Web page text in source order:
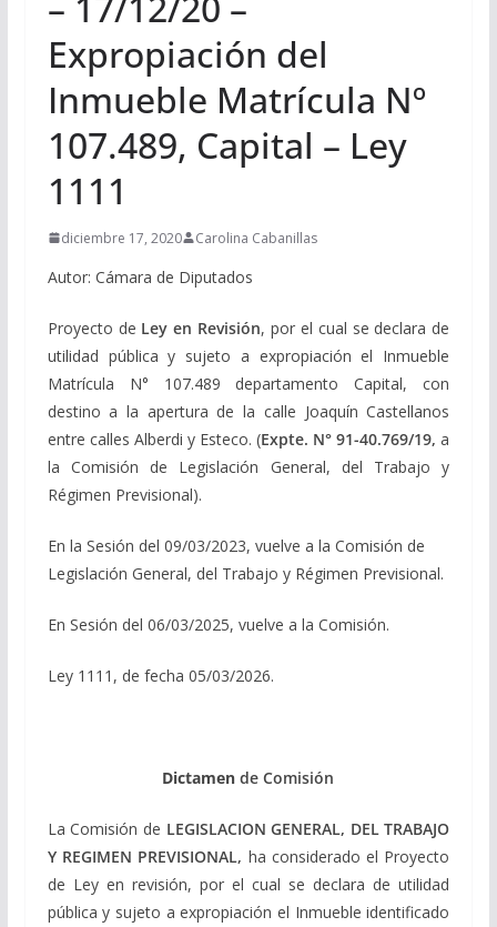
Expropiación del
Inmueble Matrícula Nº
107.489, Capital – Ley
1111
diciembre 17, 2020 Carolina Cabanillas
Autor: Cámara de Diputados
Proyecto de Ley en Revisión, por el cual se declara de
utilidad pública y sujeto a expropiación el Inmueble
Matrícula N° 107.489 departamento Capital, con
destino a la apertura de la calle Joaquín Castellanos
entre calles Alberdi y Esteco. (Expte. N° 91-40.769/19,a
la Comisión de Legislación General, del Trabajo y
Régimen Previsional).
En la Sesión del 09/03/2023, vuelve a la Comisión de
Legislación General, del Trabajo y Régimen Previsional.
En Sesión del 06/03/2025, vuelve a la Comisión.
Ley 1111, de fecha 05/03/2026.
Dictamen de Comisión
La Comisión de LEGISLACION GENERAL, DEL TRABAJO
Y REGIMEN PREVISIONAL, ha considerado el Proyecto
de Ley en revisión, por el cual se declara de utilidad
pública y sujeto a expropiación el Inmueble identificado